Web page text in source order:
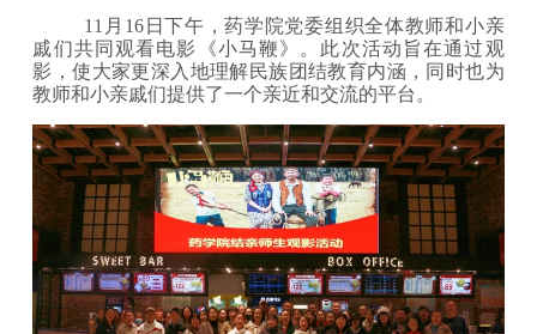
本科教学
平台建设
学生园地
11月16日下午，药学院党委组织全体教师和小亲
戚们共同观看电影《小马鞭》。此次活动旨在通过观
影，使大家更深入地理解民族团结教育内涵， 同时也为
教师和小亲戚们提供了一个亲近和交流的平台。